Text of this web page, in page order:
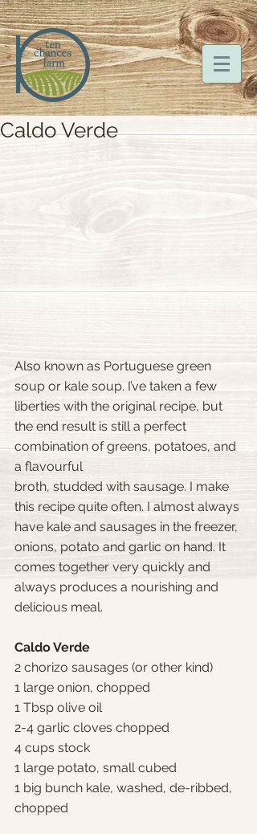
Caldo Verde
Also known as Portuguese green
soup or kale soup. I’ve taken a few
liberties with the original recipe, but
the end result is still a perfect
combination of greens, potatoes, and
a flavourful
broth, studded with sausage. I make
this recipe quite often. I almost always
have kale and sausages in the freezer,
onions, potato and garlic on hand. It
comes together very quickly and
always produces a nourishing and
delicious meal.
Caldo Verde
2 chorizo sausages (or other kind)
1 large onion, chopped
1 Tbsp olive oil
2-4 garlic cloves chopped
4 cups stock
1 large potato, small cubed
1 big bunch kale, washed, de-ribbed,
chopped